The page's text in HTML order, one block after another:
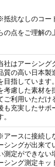
抵抗なしのコー
の点をご理解の
社はアーシング
質の高い日本製
目指しています
考慮した素材を
ご利用いただけ
も充実したサポ
。
アースに接続し
シングが出来て
測定ができない
シング測定キッ